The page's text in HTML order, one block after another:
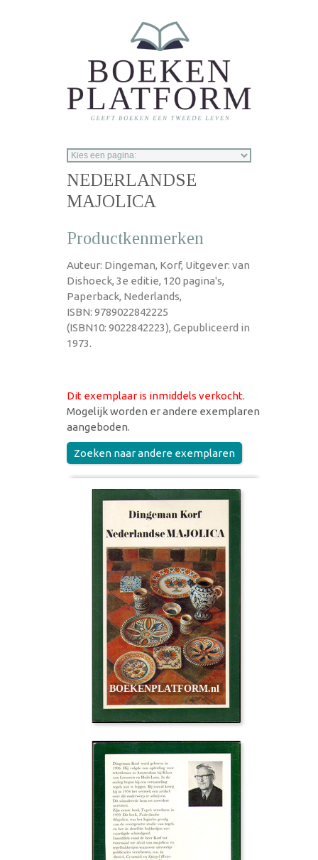
NEDERLANDSE
MAJOLICA
Productkenmerken
Auteur: Dingeman, Korf, Uitgever: van
Dishoeck, 3e editie, 120 pagina's,
Paperback, Nederlands,
ISBN: 9789022842225
(ISBN10: 9022842223), Gepubliceerd in
1973.
Dit exemplaar is inmiddels verkocht.
Mogelijk worden er andere exemplaren
aangeboden.
Zoeken naar andere exemplaren